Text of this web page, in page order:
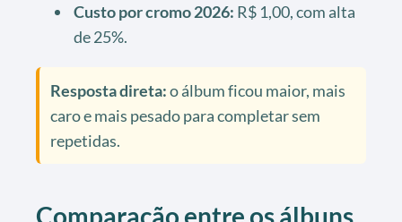
Custo por cromo 2026: R$ 1,00, com alta
de 25%.
Resposta direta:o álbum ficou maior, mais
caro e mais pesado para completar sem
repetidas.
Comparação entre os álbuns